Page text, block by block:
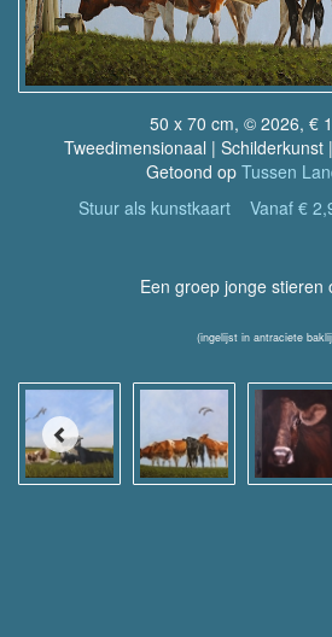
50 x 70 cm, © 2026, €
Tweedimensionaal | Schilderkunst
Getoond op Tussen
Stuur als kunstkaart Vanaf €
Een groep jonge stieren
(ingelijst in antraciete